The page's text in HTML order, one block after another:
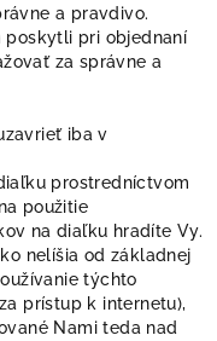
a pravdivo.
poskytli pri objednaní
za správne a
iba v
prostredníctvom
použitie
na diaľku hradíte Vy.
nelíšia od základnej
týchto
prístup k internetu),
Nami teda nad